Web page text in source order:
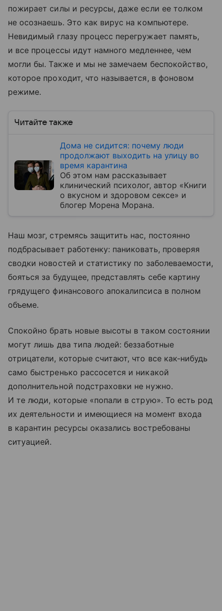
пожирает силы и ресурсы, даже если ее толком
не осознаешь. Это как вирус на компьютере.
Невидимый глазу процесс перегружает память,
и все процессы идут намного медленнее, чем
могли бы. Также и мы не замечаем беспокойство,
которое проходит, что называется, в фоновом
режиме.
Читайте также
Дома не сидится: почему люди
продолжают выходить на улицу во
время карантина
Об этом нам рассказывает
клинический психолог, автор «Книги
о вкусном и здоровом сексе» и
блогер Морена Морана.
Наш мозг, стремясь защитить нас, постоянно
подбрасывает работенку: паниковать, проверяя
сводки новостей и статистику по заболеваемости,
бояться за будущее, представлять себе картину
грядущего финансового апокалипсиса в полном
объеме.
Спокойно брать новые высоты в таком состоянии
могут лишь два типа людей: беззаботные
отрицатели, которые считают, что все как-нибудь
само быстренько рассосется и никакой
дополнительной подстраховки не нужно.
И те люди, которые «попали в струю». То есть род
их деятельности и имеющиеся на момент входа
в карантин ресурсы оказались востребованы
ситуацией.